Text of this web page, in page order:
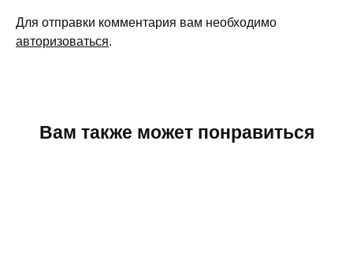
Для отправки комментария вам необходимо
авторизоваться.
Вам также может понравиться